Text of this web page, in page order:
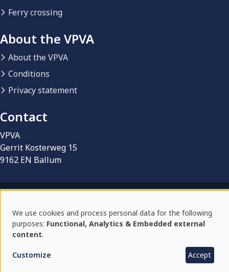
Ferry crossing
About the VPVA
About the VPVA
Conditions
Privacy statement
Contact
VPVA
Gerrit Kosterweg 15
9162 EN Ballum
Vakantieverblijven Ameland
Rental platform byBonBooking
Use
of
personal
We use cookies and process personal data for the following
purposes: Functional, Analytics & Embedded external
content.
Customize Accept